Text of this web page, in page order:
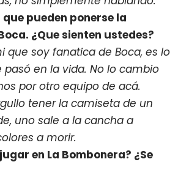
que pueden ponerse la
¿Que sienten ustedes?
que soy fanatica de Boca, es lo
en la vida. No lo cambio
por otro equipo de acá.
tener la camiseta de un
uno sale a la cancha a
a morir.
en La Bombonera? ¿Se